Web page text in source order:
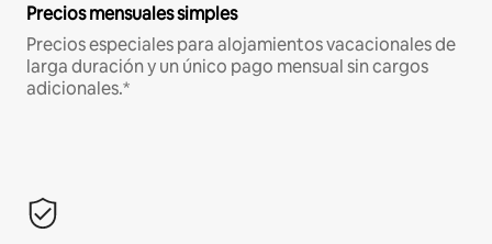
Precios mensuales simples
Precios especiales para alojamientos vacacionales de
larga duración y un único pago mensual sin cargos
adicionales.*